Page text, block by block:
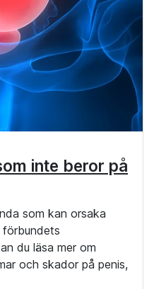
inte beror på
som kan orsaka
du läsa mer om
och skador på penis,